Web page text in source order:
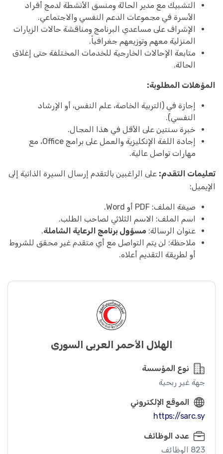
التشبيك مع مدير الحالة ومنسق الأنشطة لدمج أفراد
الأسرة في مجموعات الدعم النفسي والاجتماعي.
الإشراف على مساعدي البرنامج ومناقشة حالات الزيارات
المنزلية معهم وتوزيعهم جغرافياً.
متابعة الإحالات الخارجية للخدمات المختلفة حتى إغلاق
الحالة.
المؤهلات المطلوبة:
إجازة في (التربية الخاصة، علم النفس، أو الإرشاد
النفسي).
خبرة سنتين على الأقل في هذا المجال.
إجادة اللغة الإنكليزية والعمل على برامج Office، مع
مهارات تواصل عالية.
تعليمات التقدم: على الراغبين بالتقدم إرسال السيرة الذاتية إلى
الإيميل:
صيغة الملف: PDF أو Word.
اسم الملف: الاسم الثلاثي لصاحب الطلب.
عنوان الرسالة: مسؤول برنامج الرعاية الشاملة.
ملاحظة: لن يتم التواصل مع أي متقدم غير محقق للشروط
أو لطريقة التقديم أعلاه.
الهلال الأحمر العربي السوري
نوع المؤسسة
جهة غير ربحية
الموقع الإلكتروني
https://sarc.sy
عدد الوظائف
823 الوظائف